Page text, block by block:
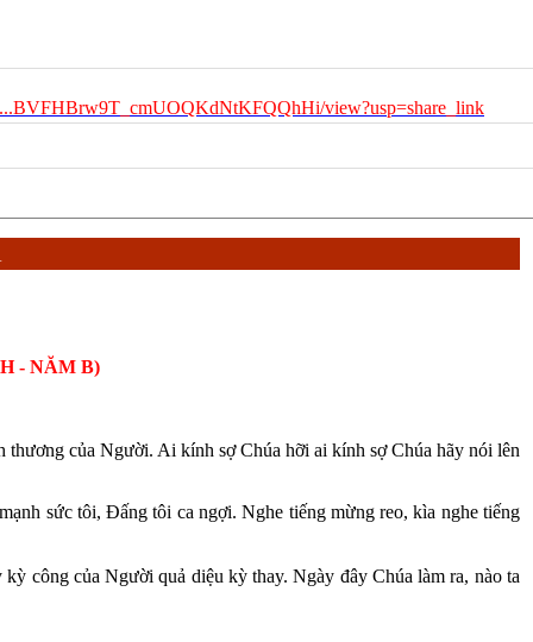
view?usp=share_link
- NĂM B)
của Người. Ai kính sợ Chúa hỡi ai kính sợ Chúa hãy nói lên
sức tôi, Đấng tôi ca ngợi. Nghe tiếng mừng reo, kìa nghe tiếng
công của Người quả diệu kỳ thay. Ngày đây Chúa làm ra, nào ta